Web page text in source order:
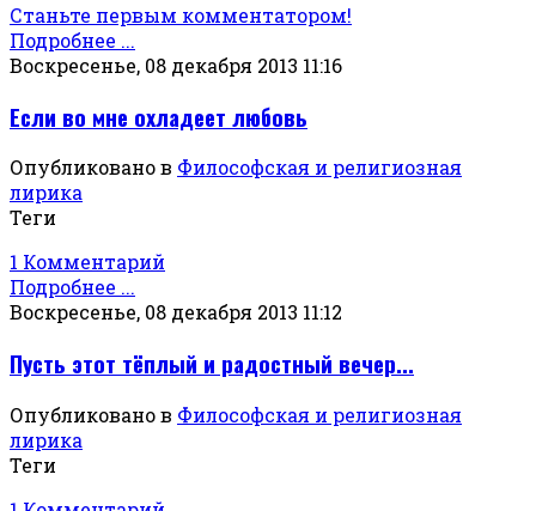
Станьте первым комментатором!
Подробнее ...
Воскресенье, 08 декабря 2013 11:16
Если во мне охладеет любовь
Опубликовано в Философская и религиозная
лирика
Теги
1 Комментарий
Подробнее ...
Воскресенье, 08 декабря 2013 11:12
Пусть этот тёплый и радостный вечер...
Опубликовано в Философская и религиозная
лирика
Теги